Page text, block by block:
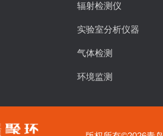
辐射检测仪
实验室分析仪器
气体检测
环境监测